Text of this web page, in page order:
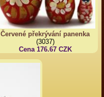
Červené překrývání panenka
(3037)
Cena 176.67 CZK